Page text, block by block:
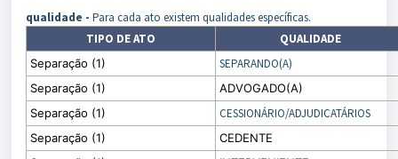
qualidade - Para cada ato existem qualidades específicas.
TIPO DE ATO
QUALIDADE
Separação (1) SEPARANDO(A)
Separação (1)
ADVOGADO(A)
Separação (1)
CESSIONÁRIO/ADJUDICATÁRIOS
Separação (1)
CEDENTE